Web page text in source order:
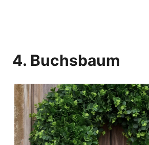
4. Buchsbaum